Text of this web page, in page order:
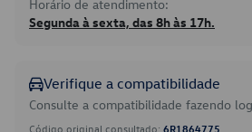
Horário de atendimento:
Segunda à sexta, das 8h às 17h.
Verifique a compatibilidade
Consulte a compatibilidade fazendo
Código original consultado: 6R1864775